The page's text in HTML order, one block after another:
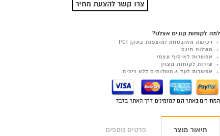
צרו קשר להצעת מחיר
למה לקוחות קונים אצלנו?
רכישה מאובטחת ומוצפנת בתקן PCI
משלוח חינם
אפשרות לאיסוף עצמי
שירות לקוחות מצוין
אפשרות לעד 6 תשלומים ללא ריבית
המחירים באתר הם למזמינים דרך האתר בלבד
תיאור מוצר פרטים נוספים